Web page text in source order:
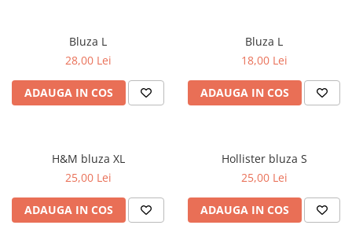
Lenjerii si pijamale
Pantaloni
Sacouri si Costume
Salopete
Tricouri si maiouri
veste
Bluza L
28,00 Lei
ADAUGA IN COS
Bluza L
18,00 Lei
ADAUGA IN COS
H&M bluza XL
25,00 Lei
ADAUGA IN COS
Hollister bluza S
25,00 Lei
ADAUGA IN COS